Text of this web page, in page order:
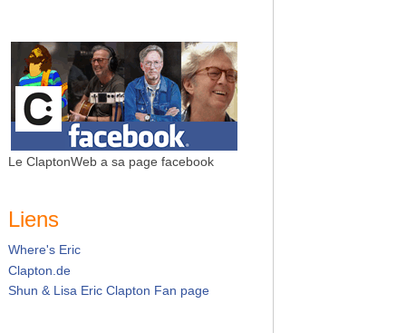
Le ClaptonWeb a sa page facebook
Liens
Where's Eric
Clapton.de
Shun & Lisa Eric Clapton Fan page